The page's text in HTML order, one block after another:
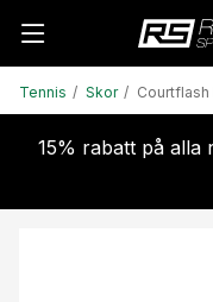
Tennis Skor Courtflash
15% rabatt på alla